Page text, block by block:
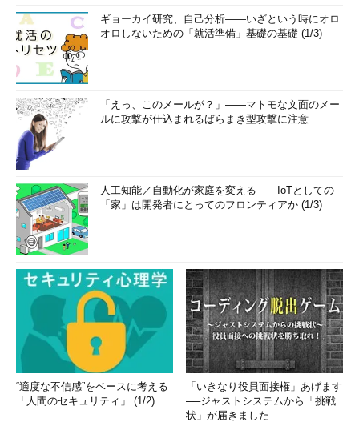
ギョーカイ研究、自己分析――いざという時にオロ
オロしないための「就活準備」基礎の基礎 (1/3)
「えっ、このメールが？」――マトモな文面のメー
ルに攻撃が仕込まれるばらまき型攻撃に注意
人工知能／自動化が家庭を変える――IoTとしての
「家」は開発者にとってのフロンティアか (1/3)
“適度な不信感”をベースに考える
「人間のセキュリティ」 (1/2)
「いきなり役員面接権」あげます
──ジャストシステムから「挑戦
状」が届きました